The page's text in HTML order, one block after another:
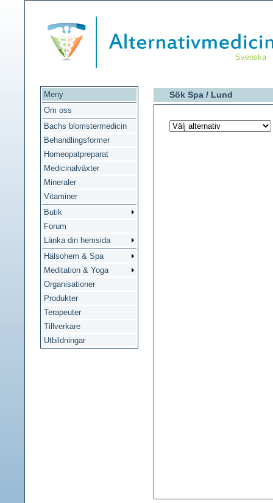
Svenska
Meny
Om oss
Bachs blomstermedicin
Behandlingsformer
Homeopatpreparat
Medicinalväxter
Mineraler
Vitaminer
Butik
Forum
Länka din hemsida
Hälsohem & Spa
Meditation & Yoga
Organisationer
Produkter
Terapeuter
Tillverkare
Utbildningar
Sök Spa / Lund